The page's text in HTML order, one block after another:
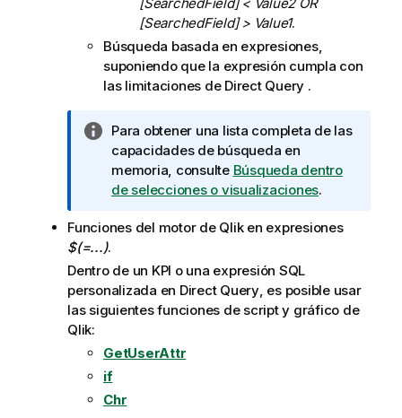
[SearchedField] < Value2 OR
[SearchedField] > Value1.
Búsqueda basada en expresiones,
suponiendo que la expresión cumpla con
las limitaciones de Direct Query .
N
o
t
a
n
o
r
m
t
i
v
a
Para obtener una lista completa de las
capacidades de búsqueda en
memoria, consulte Búsqueda dentro
de selecciones o visualizaciones.
Funciones del motor de Qliken expresiones
$(=...).
Dentro de un KPI o una expresión SQL
personalizada en Direct Query, es posible usar
las siguientes funciones de script y gráfico de
Qlik:
GetUserAttr
if
Chr